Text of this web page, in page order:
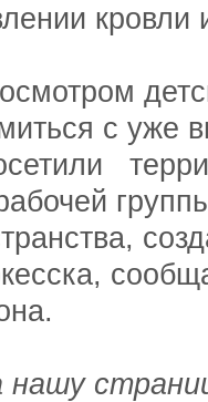
кровли
с